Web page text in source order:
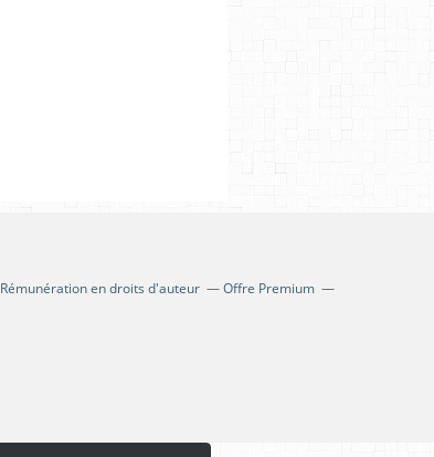
Rémunération en droits d'auteur
Offre Premium